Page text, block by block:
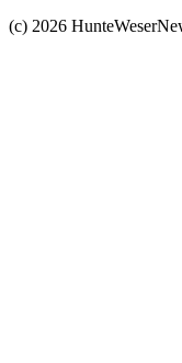
(c) 2026